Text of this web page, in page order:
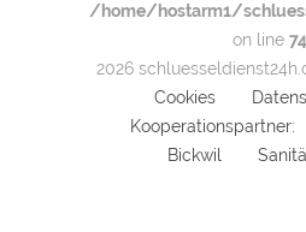
/home/hostarm1/
on line 74
2026
Cookies
Kooperationspartner:
Bickwil